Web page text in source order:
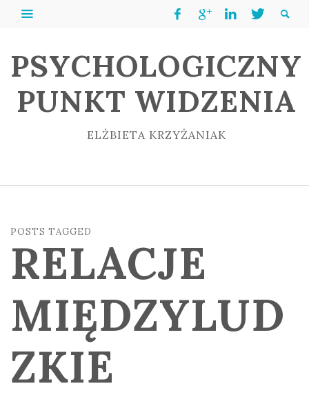
PSYCHOLOGICZNY
PUNKT WIDZENIA
ELŻBIETA KRZYŻANIAK
POSTS TAGGED
RELACJE
MIĘDZYLUD
ZKIE